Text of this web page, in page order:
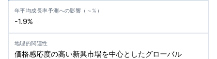
-1.9%
価格感応度の高い新興市場を中心としたグローバル